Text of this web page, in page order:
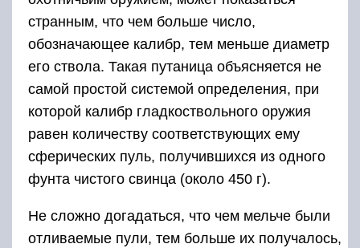
странным, что чем больше число,
обозначающее калибр, тем меньше диаметр
его ствола. Такая путаница объясняется не
самой простой системой определения, при
которой калибр гладкоствольного оружия
равен количеству соответствующих ему
сферических пуль, получившихся из одного
фунта чистого свинца (около 450 г).
Не сложно догадаться, что чем мельче были
отливаемые пули, тем больше их получалось,